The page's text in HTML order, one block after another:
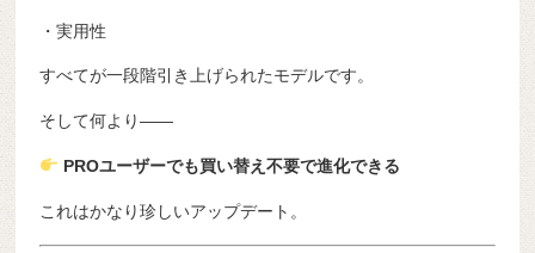
・実用性
すべてが一段階引き上げられたモデルです。
そして何より——
PROユーザーでも買い替え不要で進化できる
これはかなり珍しいアップデート。